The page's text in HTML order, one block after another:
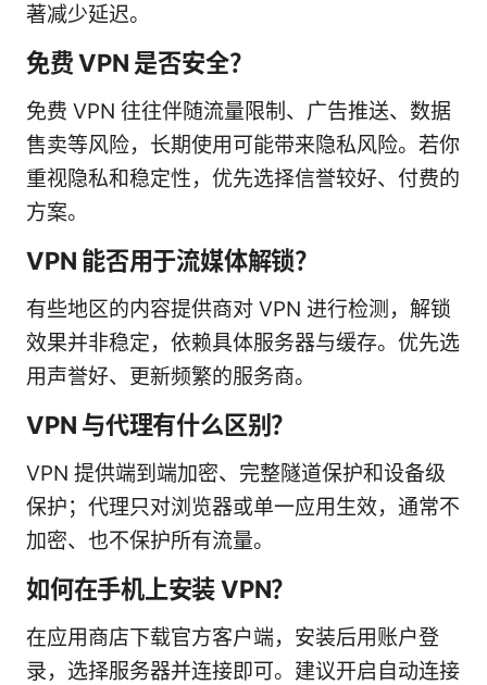
著减少延迟。
免费 VPN 是否安全？
免费 VPN 往往伴随流量限制、广告推送、数据
售卖等风险，长期使用可能带来隐私风险。若你
重视隐私和稳定性，优先选择信誉较好、付费的
方案。
VPN 能否用于流媒体解锁？
有些地区的内容提供商对 VPN 进行检测，解锁
效果并非稳定，依赖具体服务器与缓存。优先选
用声誉好、更新频繁的服务商。
VPN 与代理有什么区别？
VPN 提供端到端加密、完整隧道保护和设备级
保护；代理只对浏览器或单一应用生效，通常不
加密、也不保护所有流量。
如何在手机上安装 VPN？
在应用商店下载官方客户端，安装后用账户登
录，选择服务器并连接即可。建议开启自动连接